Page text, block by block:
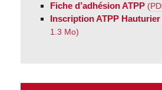
Fiche d’adhésion ATPP (
Inscription ATPP Hauturier
1.3 Mo)